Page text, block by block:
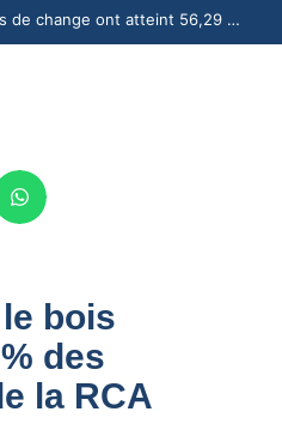
Côte d’Ivoire : les réserves de change ont atteint 56,29 milliards USD en juillet
bois
des
la RCA